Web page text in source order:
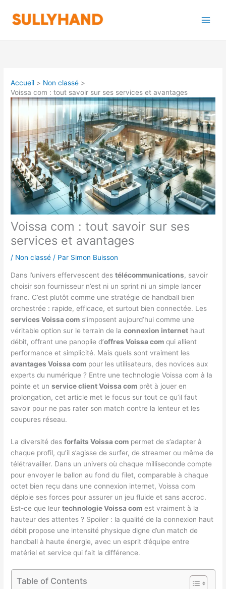
contenu
Accueil
Non classé
Voissa com : tout savoir sur ses services et avantages
Voissa com : tout savoir sur ses
services et avantages
/ Non classé / Par Simon Buisson
Dans l’univers effervescent destélécommunications, savoir
choisir son fournisseur n’est ni un sprint ni un simple lancer
franc. C’est plutôt comme une stratégie de handball bien
orchestrée : rapide, efficace, et surtout bien connectée. Les
services Voissa com s’imposent aujourd’hui comme une
véritable option sur le terrain de laconnexion internet haut
débit, offrant une panoplie d’offres Voissa com qui allient
performance et simplicité. Mais quels sont vraiment les
avantages Voissa com pour les utilisateurs, des novices aux
experts du numérique ? Entre une technologie Voissa com à la
pointe et unservice client Voissa com prêt à jouer en
prolongation, cet article met le focus sur tout ce qu’il faut
savoir pour ne pas rater son match contre la lenteur et les
coupures réseau.
La diversité desforfaits Voissa com permet de s’adapter à
chaque profil, qu’il s’agisse de surfer, de streamer ou même de
télétravailler. Dans un univers où chaque milliseconde compte
pour envoyer le ballon au fond du filet, comparable à chaque
octet bien reçu dans une connexion internet, Voissa com
déploie ses forces pour assurer un jeu fluide et sans accroc.
Est-ce que leurtechnologie Voissa com est vraiment à la
hauteur des attentes ? Spoiler : la qualité de la connexion haut
débit propose une intensité physique digne d’un match de
handball à haute énergie, avec un esprit d’équipe entre
matériel et service qui fait la différence.
Table of Contents